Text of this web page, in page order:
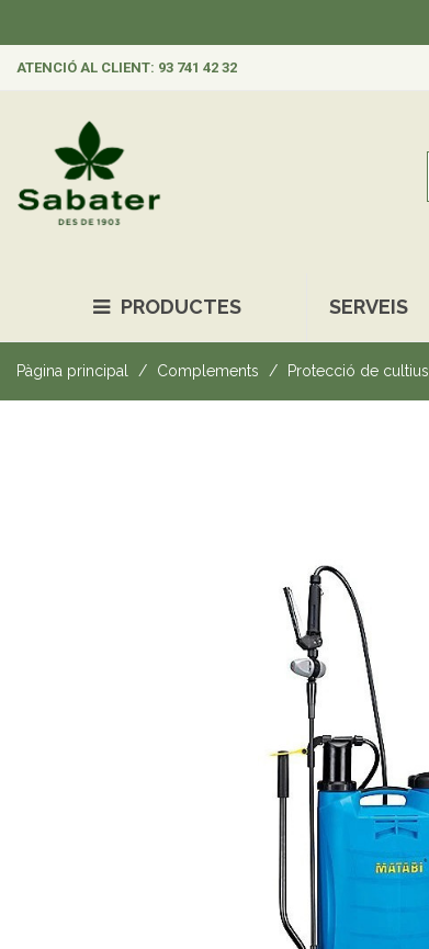
ATENCIÓ AL CLIENT: 93 741 42 32
PRODUCTES SERVEIS
Pàgina principal Complements Protecció de cultius